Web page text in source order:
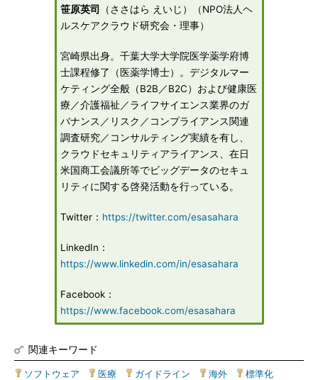
笹原英司
（ささはら えいじ）（NPO法人ヘ
ルスケアクラウド研究会・理事）
宮崎県出身。千葉大学大学院医学薬学府博
士課程修了（医薬学博士）。デジタルマー
ケティング全般（B2B／B2C）および健康医
療／介護福祉／ライフサイエンス業界のガ
バナンス／リスク／コンプライアンス関連
調査研究／コンサルティング実績を有し、
クラウドセキュリティアライアンス、在日
米国商工会議所等でビッグデータのセキュ
リティに関する啓発活動を行っている。
Twitter： https://twitter.com/esasahara
LinkedIn：
https://www.linkedin.com/in/esasahara
Facebook：
https://www.facebook.com/esasahara
関連キーワード
ソフトウェア 医療 ガイドライン 海外 標準化